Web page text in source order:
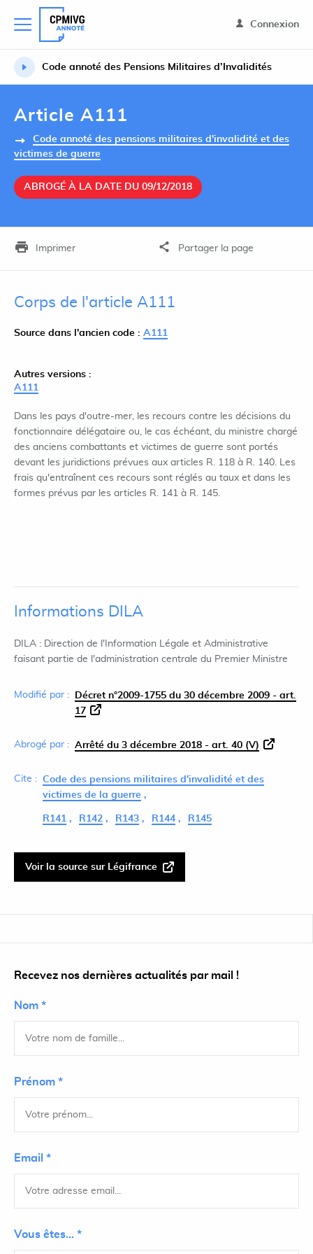
Connexion
Code annoté des Pensions Militaires d’Invalidités
Article A111
Code annoté des pensions militaires d'invalidité et des
victimes de guerre
ABROGÉ À LA DATE DU 09/12/2018
Imprimer Partager la page
Corps de l'article A111
Source dans l'ancien code : A111
Autres versions :
A111
Dans les pays d'outre-mer, les recours contre les décisions du
fonctionnaire délégataire ou, le cas échéant, du ministre chargé
des anciens combattants et victimes de guerre sont portés
devant les juridictions prévues aux articles R. 118 à R. 140. Les
frais qu'entraînent ces recours sont réglés au taux et dans les
formes prévus par les articles R. 141 à R. 145.
Informations DILA
DILA : Direction de l'Information Légale et Administrative
faisant partie de l'administration centrale du Premier Ministre
Modifié par :
Décret n°2009-1755 du 30 décembre 2009 - art.
17
Abrogé par : Arrêté du 3 décembre 2018 - art. 40 (V)
Cite : Code des pensions militaires d'invalidité et des
victimes de la guerre
R141 R142 R143 R144 R145
Voir la source sur Légifrance
Recevez nos dernières actualités par mail !
Nom *
Prénom *
Email *
Vous êtes... *